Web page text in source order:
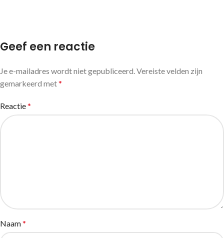
Geef een reactie
Je e-mailadres wordt niet gepubliceerd.Vereiste velden zijn
gemarkeerd met*
Reactie*
Naam*